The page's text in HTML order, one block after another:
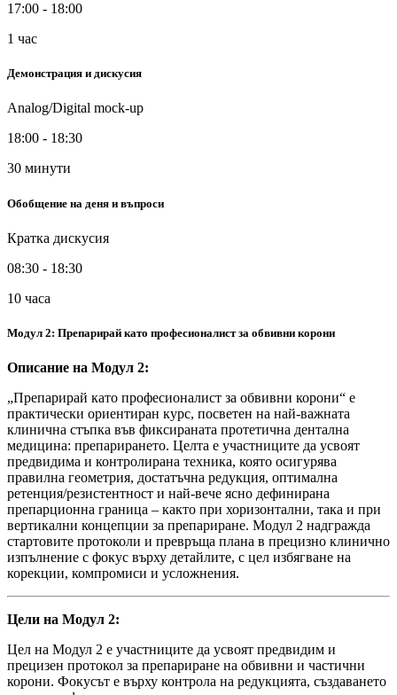
17:00 - 18:00
1 час
Демонстрация и дискусия
Analog/Digital mock-up
18:00 - 18:30
30 минути
Обобщение на деня и въпроси
Кратка дискусия
08:30 - 18:30
10 часа
Модул 2: Препарирай като професионалист за обвивни корони
Описание на Модул 2:
„Препарирай като професионалист за обвивни корони“ е
практически ориентиран курс, посветен на най-важната
клинична стъпка във фиксираната протетична дентална
медицина: препарирането. Целта е участниците да усвоят
предвидима и контролирана техника, която осигурява
правилна геометрия, достатъчна редукция, оптимална
ретенция/резистентност и най-вече ясно дефинирана
препарционна граница – както при хоризонтални, така и при
вертикални концепции за препариране. Модул 2 надгражда
стартовите протоколи и превръща плана в прецизно клинично
изпълнение с фокус върху детайлите, с цел избягване на
корекции, компромиси и усложнения.
Цели на Модул 2:
Цел на Модул 2 е участниците да усвоят предвидим и
прецизен протокол за препариране на обвивни и частични
корони. Фокусът е върху контрола на редукцията, създаването